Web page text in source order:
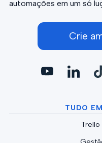
automações em um só
Crie
TUDO
Trello